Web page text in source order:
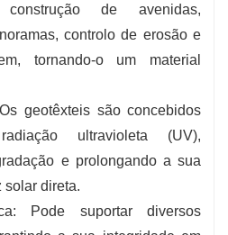
de avenidas,
controlo de erosão e
tornando-o um material
geotêxteis são concebidos
ultravioleta (UV),
e prolongando a sua
solar direta.
Pode suportar diversos